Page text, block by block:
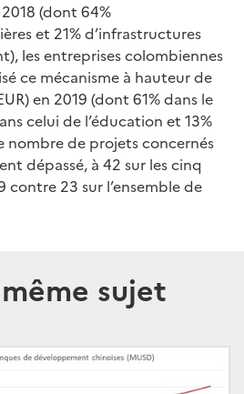
(dont 64%
et 21% d’infrastructures
les entreprises colombiennes
ce mécanisme à hauteur de
en 2019 (dont 61% dans le
celui de l’éducation et 13%
nombre de projets concernés
dépassé, à 42 sur les cinq
contre 23 sur l’ensemble de
sujet